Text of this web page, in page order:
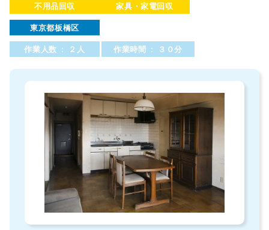
不用品回収
家具・家電回収
東京都板橋区
作業人数 : ２人
作業時間 : ３０分